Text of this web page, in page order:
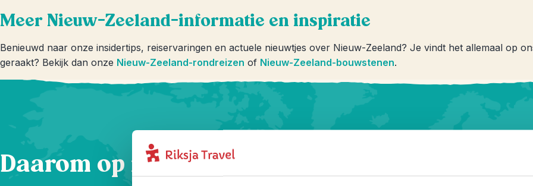
Meer Nieuw-Zeeland-informatie en inspiratie
Benieuwd naar onze insidertips, reiservaringen en actuele nieuwtjes over Nieuw-Zeeland? Je vindt het allemaal op
geraakt? Bekijk dan onze Nieuw-Zeeland-rondreizen of Nieuw-Zeeland-bouwstenen.
Daarom op reis met Riksja Travel